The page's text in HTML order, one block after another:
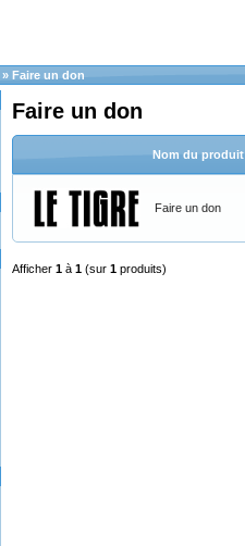
» Faire un don
Faire un don
Nom du produit
Faire un don
Afficher 1 à 1 (sur 1 produits)